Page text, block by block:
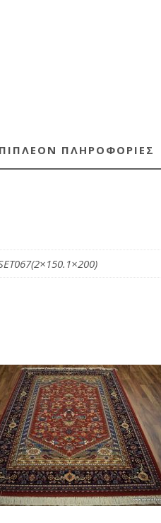
ΠΛΗΡΟΦΟΡΊΕΣ